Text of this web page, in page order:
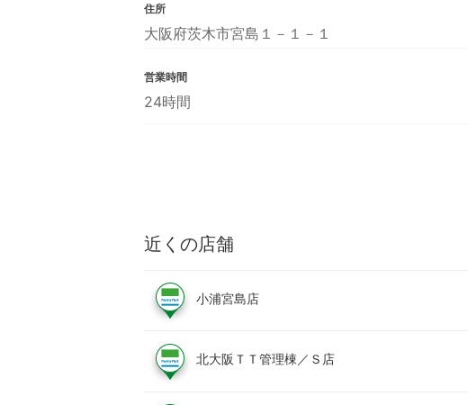
住所
大阪府茨木市宮島１－１－１
営業時間
24時間
近くの店舗
小浦宮島店
北大阪ＴＴ管理棟／Ｓ店